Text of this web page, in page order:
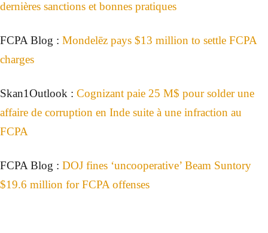
dernières sanctions et bonnes pratiques
FCPA Blog : Mondelēz pays $13 million to settle FCPA
charges
Skan1Outlook : Cognizant paie 25 M$ pour solder une
affaire de corruption en Inde suite à une infraction au
FCPA
FCPA Blog : DOJ fines ‘uncooperative’ Beam Suntory
$19.6 million for FCPA offenses